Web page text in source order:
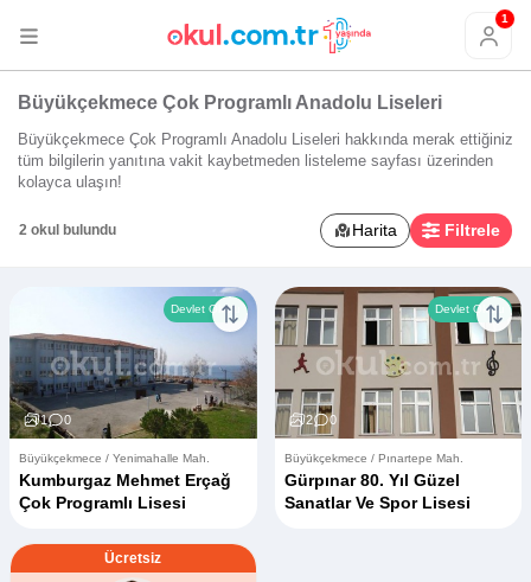
1
Büyükçekmece Çok Programlı Anadolu Liseleri
Büyükçekmece Çok Programlı Anadolu Liseleri hakkında merak ettiğiniz
tüm bilgilerin yanıtına vakit kaybetmeden listeleme sayfası üzerinden
kolayca ulaşın!
2 okul bulundu Harita Filtrele
1 0
Devlet Okulu
Büyükçekmece / Yenimahalle Mah.
Kumburgaz Mehmet Erçağ
Çok Programlı Lisesi
2 0
Devlet Okulu
Büyükçekmece / Pınartepe Mah.
Gürpınar 80. Yıl Güzel
Sanatlar Ve Spor Lisesi
Ücretsiz